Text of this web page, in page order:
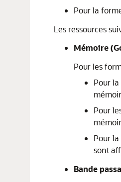
Pour la
Les ressources
Mémoire
Pour les
Pour
Pour
Pour
sont
Bande